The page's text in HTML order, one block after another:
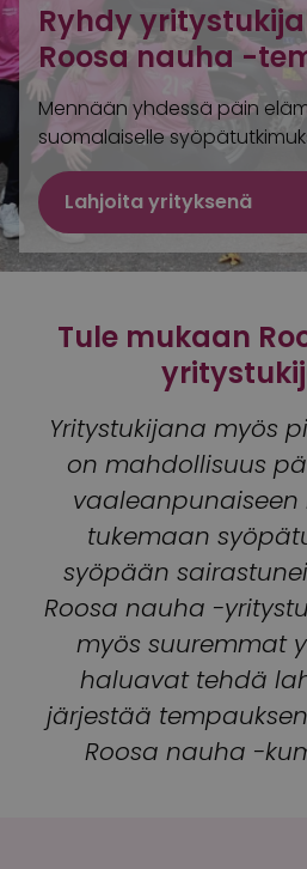
Ryhdy
Roosa nauha -
Mennään yhdessä päin
suomalaiselle
Lahjoita yrityksenä
Tule mukaan
Yritystukijana myös
on mahdollisuus
tukemaan
syöpään
Roosa nauha -
myös suuremmat
haluavat tehdä
järjestää
Roosa nauha -